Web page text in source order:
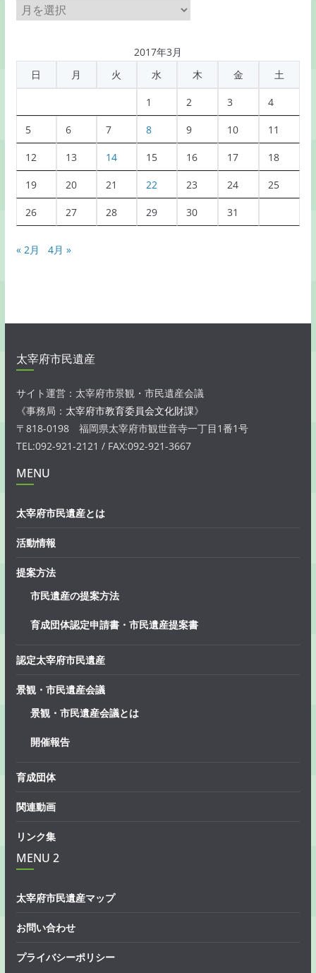
月
事
2017年3月
日
月 火 水 木 金 土
1 2 3 4
5 6 7 8 9 10 11
12 13 14 15 16 17 18
19 20 21 22 23 24 25
26 27 28 29 30 31
« 2月 4月 »
太宰府市民遺産
サイト運営：太宰府市景観・市民遺産会議
《事務局： 太宰府市教育委員会文化財課》
〒818-0198 福岡県太宰府市観世音寺一丁目1番1号
TEL:092-921-2121 / FAX:092-921-3667
MENU
太宰府市民遺産とは
活動情報
提案方法
市民遺産の提案方法
育成団体認定申請書・市民遺産提案書
認定太宰府市民遺産
景観・市民遺産会議
景観・市民遺産会議とは
開催報告
育成団体
関連動画
リンク集
MENU 2
太宰府市民遺産マップ
お問い合わせ
プライバシーポリシー